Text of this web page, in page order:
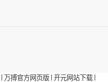
|万搏官方网页版 |开元网站下载 |